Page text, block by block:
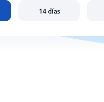
14 días